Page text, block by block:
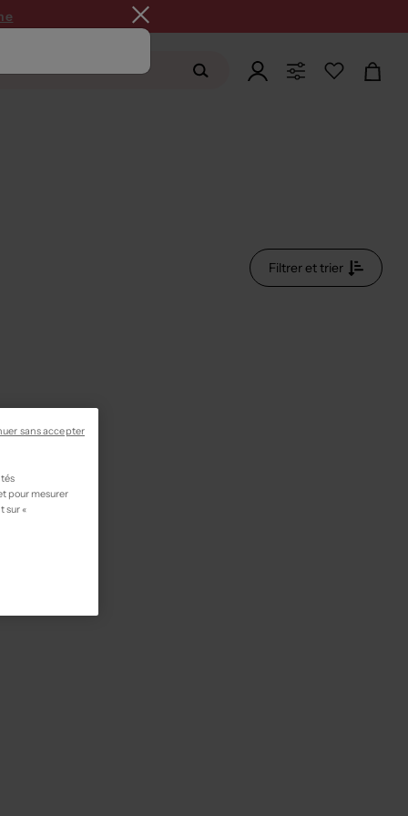
Filtrer et trier
pour mesurer
sur «
sans accepter